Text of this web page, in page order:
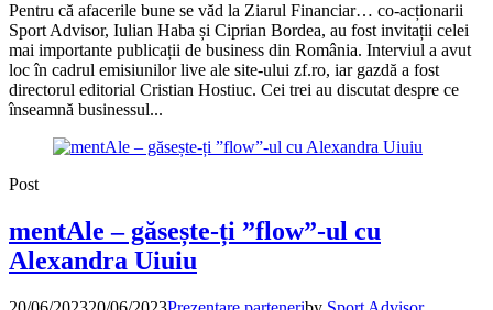
Pentru că afacerile bune se văd la Ziarul Financiar… co-acționarii
Sport Advisor, Iulian Haba și Ciprian Bordea, au fost invitații celei
mai importante publicații de business din România. Interviul a avut
loc în cadrul emisiunilor live ale site-ului zf.ro, iar gazdă a fost
directorul editorial Cristian Hostiuc. Cei trei au discutat despre ce
înseamnă businessul...
Post
mentAle – găsește-ți ”flow”-ul cu
Alexandra Uiuiu